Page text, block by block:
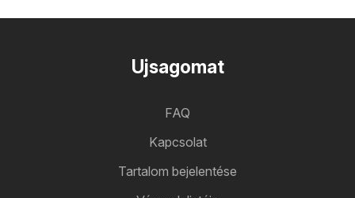
Ujsagomat
FAQ
Kapcsolat
Tartalom bejelentése